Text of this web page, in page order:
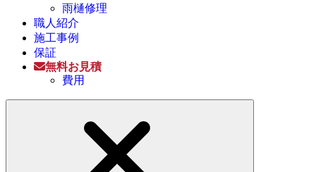
雨樋修理
職人紹介
施工事例
保証
無料お見積
費用